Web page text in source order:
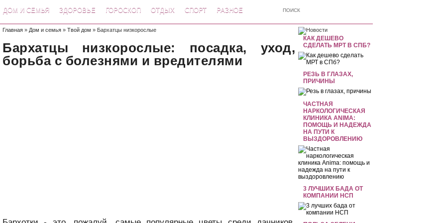
ДОМ И СЕМЬЯ ЗДОРОВЬЕ ГОРОСКОП ОТДЫХ СПОРТ РАЗНОЕ
КАК ДЕШЕВО
СДЕЛАТЬ МРТ В СПБ?
РЕЗЬ В ГЛАЗАХ,
ПРИЧИНЫ
ЧАСТНАЯ
НАРКОЛОГИЧЕСКАЯ
КЛИНИКА ANIMA:
ПОМОЩЬ И НАДЕЖДА
НА ПУТИ К
ВЫЗДОРОВЛЕНИЮ
3 ЛУЧШИХ БАДА ОТ
КОМПАНИИ НСП
Главная » Дом и семья » Твой дом » Бархатцы низкорослые
Бархатцы низкорослые: посадка, уход,
борьба с болезнями и вредителями